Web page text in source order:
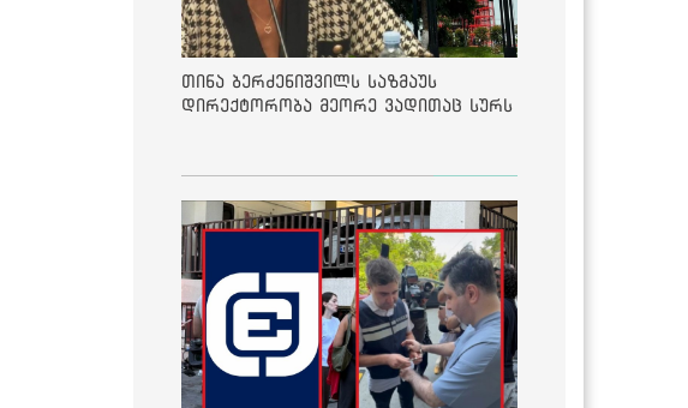
თინა ბერძენიშვილს საზმაუს
დირექტორობა მეორე ვადითაც სურს